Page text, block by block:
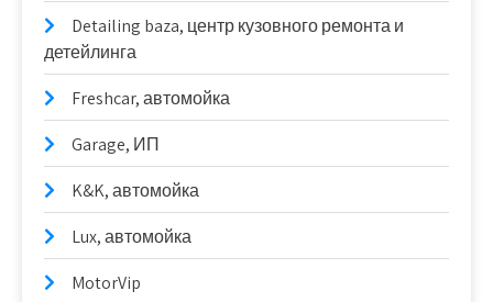
Detailing baza, центр кузовного ремонта и
детейлинга
Freshcar, автомойка
Garage, ИП
K&K, автомойка
Lux, автомойка
MotorVip